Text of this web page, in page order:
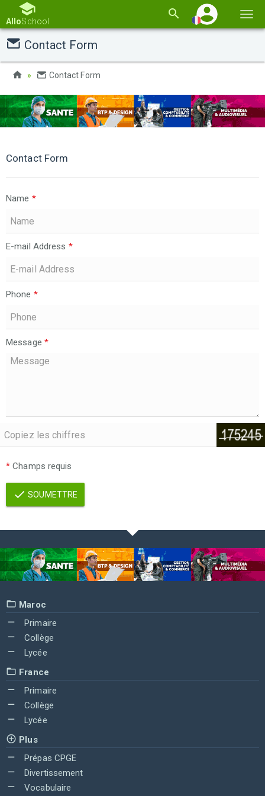
la
AlloSchool
Contact Form
Contact Form
Contact Form
Name *
E-mail Address *
Phone *
Message *
* Champs requis
SOUMETTRE
Maroc
Primaire
Collège
Lycée
France
Primaire
Collège
Lycée
Plus
Prépas CPGE
Divertissement
Vocabulaire